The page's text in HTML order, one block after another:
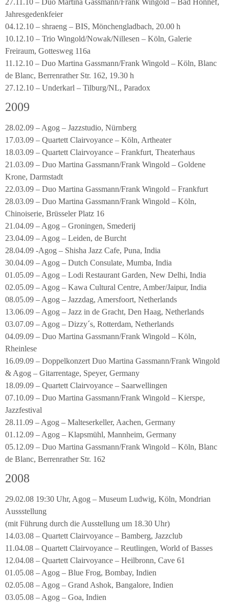
27.11.10 – Duo Martina Gassmann/Frank Wingold – Bad Honnef,
Jahresgedenkfeier
04.12.10 – shraeng – BIS, Mönchengladbach, 20.00 h
10.12.10 – Trio Wingold/Nowak/Nillesen – Köln, Galerie
Freiraum, Gottesweg 116a
11.12.10 – Duo Martina Gassmann/Frank Wingold – Köln, Blanc
de Blanc, Berrenrather Str. 162, 19.30 h
27.12.10 – Underkarl – Tilburg/NL, Paradox
2009
28.02.09 – Agog – Jazzstudio, Nürnberg
17.03.09 – Quartett Clairvoyance – Köln, Artheater
18.03.09 – Quartett Clairvoyance – Frankfurt, Theaterhaus
21.03.09 – Duo Martina Gassmann/Frank Wingold – Goldene
Krone, Darmstadt
22.03.09 – Duo Martina Gassmann/Frank Wingold – Frankfurt
28.03.09 – Duo Martina Gassmann/Frank Wingold – Köln,
Chinoiserie, Brüsseler Platz 16
21.04.09 – Agog – Groningen, Smederij
23.04.09 – Agog – Leiden, de Burcht
28.04.09 -Agog – Shisha Jazz Cafe, Puna, India
30.04.09 – Agog – Dutch Consulate, Mumba, India
01.05.09 – Agog – Lodi Restaurant Garden, New Delhi, India
02.05.09 – Agog – Kawa Cultural Centre, Amber/Jaipur, India
08.05.09 – Agog – Jazzdag, Amersfoort, Netherlands
13.06.09 – Agog – Jazz in de Gracht, Den Haag, Netherlands
03.07.09 – Agog – Dizzy´s, Rotterdam, Netherlands
04.09.09 – Duo Martina Gassmann/Frank Wingold – Köln,
Rheinlese
16.09.09 – Doppelkonzert Duo Martina Gassmann/Frank Wingold
& Agog – Gitarrentage, Speyer, Germany
18.09.09 – Quartett Clairvoyance – Saarwellingen
07.10.09 – Duo Martina Gassmann/Frank Wingold – Kierspe,
Jazzfestival
28.11.09 – Agog – Malteserkeller, Aachen, Germany
01.12.09 – Agog – Klapsmühl, Mannheim, Germany
05.12.09 – Duo Martina Gassmann/Frank Wingold – Köln, Blanc
de Blanc, Berrenrather Str. 162
2008
29.02.08 19:30 Uhr, Agog – Museum Ludwig, Köln, Mondrian
Aussstellung
(mit Führung durch die Ausstellung um 18.30 Uhr)
14.03.08 – Quartett Clairvoyance – Bamberg, Jazzclub
11.04.08 – Quartett Clairvoyance – Reutlingen, World of Basses
12.04.08 – Quartett Clairvoyance – Heilbronn, Cave 61
01.05.08 – Agog – Blue Frog, Bombay, Indien
02.05.08 – Agog – Grand Ashok, Bangalore, Indien
03.05.08 – Agog – Goa, Indien